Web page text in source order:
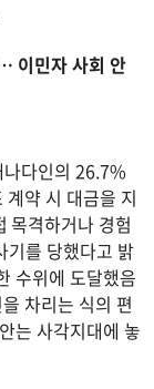
이민자 사회 안
다인의 26.7%
약 시 대금을 지
목격하거나 경험
기를 당했다고 밝
수위에 도달했음
차리는 식의 편
는 사각지대에 놓